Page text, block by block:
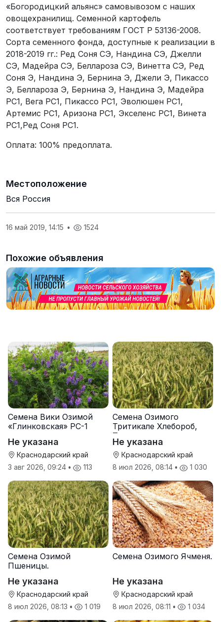
«Богородицкий альянс» самовывозом с наших
овощехранилищ. Семенной картофель
соответствует требованиям ГОСТ Р 53136-2008.
Сорта семенного фонда, доступные к реализации в
2018-2019 гг.: Ред Соня СЭ, Нандина СЭ, Джелли
СЭ, Мадейра СЭ, Беллароза СЭ, Винетта СЭ, Ред
Соня Э, Нандина Э, Бернина Э, Джели Э, Пикассо
Э, Беллароза Э, Бернина Э, Нандина Э, Мадейра
РС1, Вега РС1, Пикассо РС1, Эволюшен РС1,
Артемис РС1, Аризона РС1, Экселенс РС1, Винета
РС1,Ред Соня РС1.
Оплата: 100% предоплата.
Местоположение
Вся Россия
16 май 2019, 14:15 • 1524
Похожие объявления
Семена Вики Озимой
«Глинковская» РС-1
Не указана
Краснодарский край
3 авг 2026, 09:24 • 113
Семена Озимого
Тритикале Хлебороб,
Тихон
Не указана
Краснодарский край
8 июл 2026, 08:14 • 1 030
Семена Озимой
Пшеницы.
Не указана
Краснодарский край
8 июл 2026, 08:13 • 1 019
Семена Озимого Ячменя.
Не указана
Краснодарский край
8 июл 2026, 08:11 • 1 034